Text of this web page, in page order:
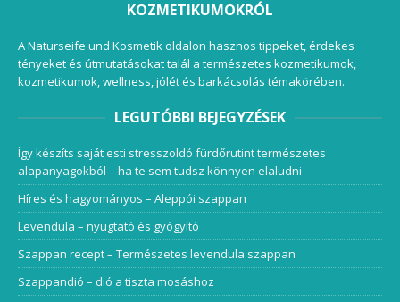
KOZMETIKUMOKRÓL
A Naturseife und Kosmetik oldalon hasznos tippeket, érdekes
tényeket és útmutatásokat talál a természetes kozmetikumok,
kozmetikumok, wellness, jólét és barkácsolás témakörében.
LEGUTÓBBI BEJEGYZÉSEK
Így készíts saját esti stresszoldó fürdőrutint természetes
alapanyagokból – ha te sem tudsz könnyen elaludni
Híres és hagyományos – Aleppói szappan
Levendula – nyugtató és gyógyító
Szappan recept – Természetes levendula szappan
Szappandió – dió a tiszta mosáshoz